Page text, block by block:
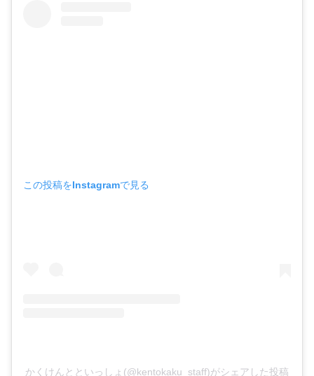
この投稿をInstagramで見る
かくけんとといっしょ(@kentokaku_staff)がシェアした投稿